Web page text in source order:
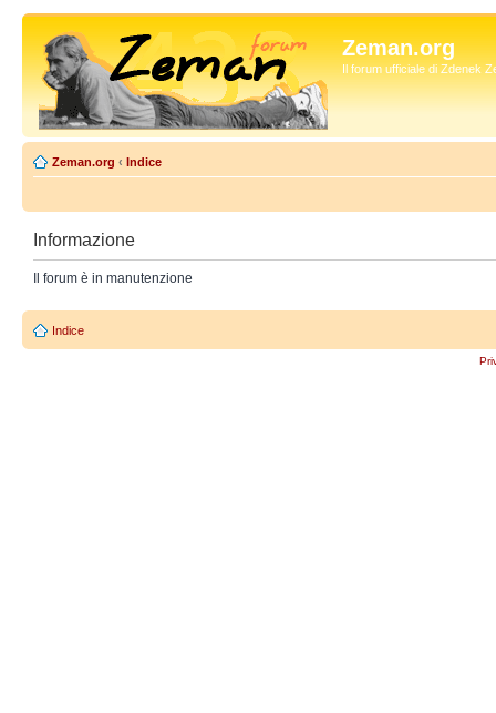
Zeman.org
Il forum ufficiale di Zdenek
Zeman.org ‹ Indice
Informazione
Il forum è in manutenzione
Indice